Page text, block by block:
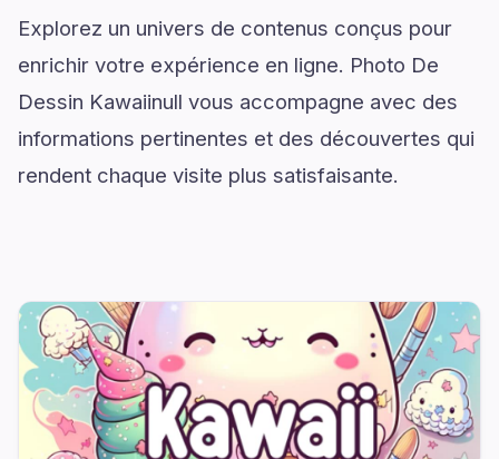
Explorez un univers de contenus conçus pour
enrichir votre expérience en ligne. Photo De
Dessin Kawaiinull vous accompagne avec des
informations pertinentes et des découvertes qui
rendent chaque visite plus satisfaisante.